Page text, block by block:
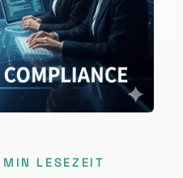
MIN LESEZEIT